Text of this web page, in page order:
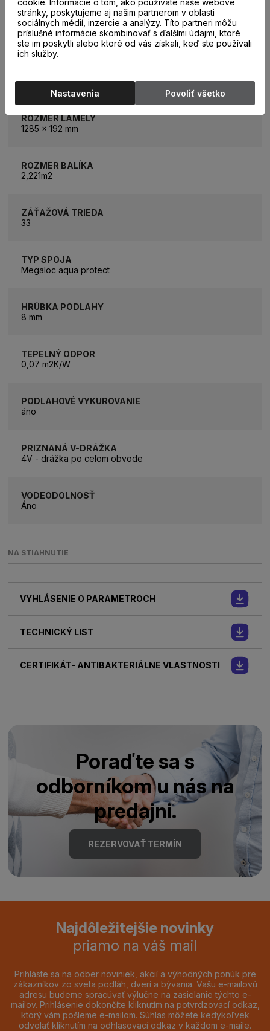
PARAMETRE
KATEGÓRIA
Laminátové parkety
ROZMER LAMELY
1285 x 192 mm
ROZMER BALÍKA
2,221m2
ZÁŤAŽOVÁ TRIEDA
33
TYP SPOJA
Megaloc aqua protect
HRÚBKA PODLAHY
8 mm
TEPELNÝ ODPOR
0,07 m2K/W
PODLAHOVÉ VYKUROVANIE
áno
PRIZNANÁ V-DRÁŽKA
4V - drážka po celom obvode
VODEODOLNOSŤ
Áno
NA STIAHNUTIE
VYHLÁSENIE O PARAMETROCH
TECHNICKÝ LIST
CERTIFIKÁT- ANTIBAKTERIÁLNE VLASTNOSTI
Poraďte sa s
odborníkom u nás na
predajni.
REZERVOVAŤ TERMÍN
Najdôležitejšie novinky
priamo na váš mail
Prihláste sa na odber noviniek, akcií a výhodných ponúk pre
zákazníkov zo sveta podláh, dverí a bývania. Vašu e-mailovú
adresu budeme spracúvať výlučne na zasielanie týchto e-
mailov. Prihlásenie dokončíte kliknutím na potvrdzovací odkaz,
ktorý vám pošleme e-mailom. Súhlas môžete kedykoľvek
odvolať kliknutím na odhlasovací odkaz v každom e-maile.
cookie. Informácie o tom, ako používate naše webové
stránky, poskytujeme aj našim partnerom v oblasti
sociálnych médií, inzercie a analýzy. Títo partneri môžu
príslušné informácie skombinovať s ďalšími údajmi, ktoré
ste im poskytli alebo ktoré od vás získali, keď ste používali
ich služby.
Nastavenia Povoliť všetko